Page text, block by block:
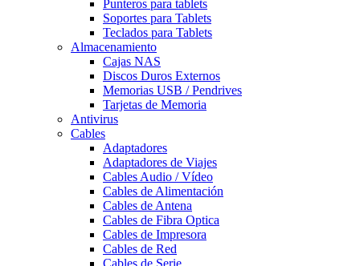
Punteros para tablets
Soportes para Tablets
Teclados para Tablets
Almacenamiento
Cajas NAS
Discos Duros Externos
Memorias USB / Pendrives
Tarjetas de Memoria
Antivirus
Cables
Adaptadores
Adaptadores de Viajes
Cables Audio / Vídeo
Cables de Alimentación
Cables de Antena
Cables de Fibra Optica
Cables de Impresora
Cables de Red
Cables de Serie